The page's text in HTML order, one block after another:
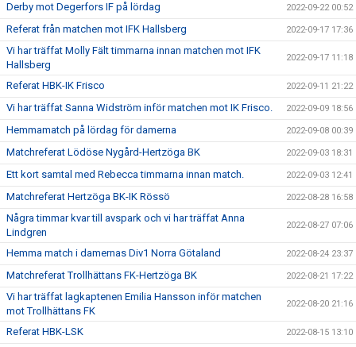
Derby mot Degerfors IF på lördag 2022-09-22 00:52
Referat från matchen mot IFK Hallsberg 2022-09-17 17:36
Vi har träffat Molly Fält timmarna innan matchen mot IFK
Hallsberg
2022-09-17 11:18
Referat HBK-IK Frisco 2022-09-11 21:22
Vi har träffat Sanna Widström inför matchen mot IK Frisco. 2022-09-09 18:56
Hemmamatch på lördag för damerna 2022-09-08 00:39
Matchreferat Lödöse Nygård-Hertzöga BK 2022-09-03 18:31
Ett kort samtal med Rebecca timmarna innan match. 2022-09-03 12:41
Matchreferat Hertzöga BK-IK Rössö 2022-08-28 16:58
Några timmar kvar till avspark och vi har träffat Anna
Lindgren
2022-08-27 07:06
Hemma match i damernas Div1 Norra Götaland 2022-08-24 23:37
Matchreferat Trollhättans FK-Hertzöga BK 2022-08-21 17:22
Vi har träffat lagkaptenen Emilia Hansson inför matchen
mot Trollhättans FK
2022-08-20 21:16
Referat HBK-LSK 2022-08-15 13:10